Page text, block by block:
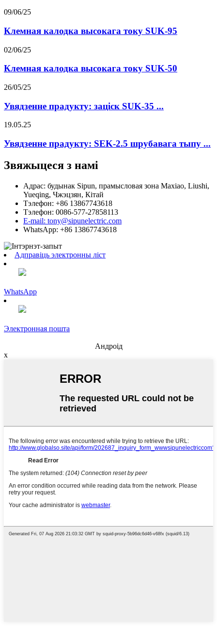
09/06/25
Клемная калодка высокага току SUK-95
02/06/25
Клемная калодка высокага току SUK-50
26/05/25
Увядзенне прадукту: заціск SUK-35 ...
19.05.25
Увядзенне прадукту: SEK-2.5 шрубавага тыпу ...
Звяжыцеся з намі
Адрас: будынак Sipun, прамысловая зона Maxiao, Liushi,
Yueqing, Чжэцзян, Кітай
Тэлефон: +86 13867743618
Тэлефон: 0086-577-27858113
E-mail: tony@sipunelectric.com
WhatsApp: +86 13867743618
Адправіць электронны ліст
WhatsApp
Электронная пошта
Андроід
x